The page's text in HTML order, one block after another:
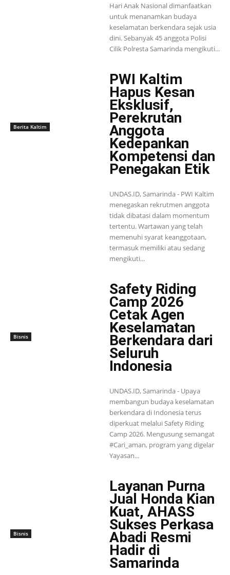
Hari Anak Nasional dimanfaatkan
untuk menanamkan budaya
keselamatan berkendara sejak usia
dini. Sebanyak 45 anggota Polisi
Cilik Polresta Samarinda mengikuti...
Berita Kaltim
PWI Kaltim
Hapus Kesan
Eksklusif,
Perekrutan
Anggota
Kedepankan
Kompetensi dan
Penegakan Etik
UNDAS.ID, Samarinda - PWI Kaltim
menegaskan rekrutmen anggota
tidak dibatasi dalam momentum
tertentu. Wartawan yang telah
memenuhi syarat keanggotaan,
termasuk memiliki atau sedang
mengikuti...
Bisnis
Safety Riding
Camp 2026
Cetak Agen
Keselamatan
Berkendara dari
Seluruh
Indonesia
UNDAS.ID, Samarinda - Upaya
membangun budaya keselamatan
berkendara di Indonesia terus
diperkuat melalui Safety Riding
Camp 2026. Mengusung semangat
#Cari_aman, program yang digelar
Yayasan...
Bisnis
Layanan Purna
Jual Honda Kian
Kuat, AHASS
Sukses Perkasa
Abadi Resmi
Hadir di
Samarinda